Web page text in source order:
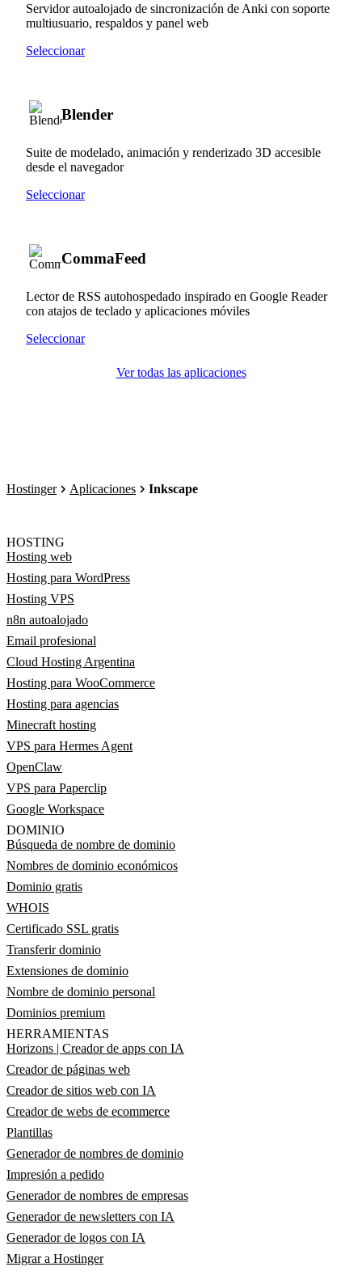
Servidor autoalojado de sincronización de Anki con soporte
multiusuario, respaldos y panel web
Seleccionar
Blender
Suite de modelado, animación y renderizado 3D accesible
desde el navegador
Seleccionar
CommaFeed
Lector de RSS autohospedado inspirado en Google Reader
con atajos de teclado y aplicaciones móviles
Seleccionar
Ver todas las aplicaciones
Hostinger Aplicaciones Inkscape
HOSTING
Hosting web
Hosting para WordPress
Hosting VPS
n8n autoalojado
Email profesional
Cloud Hosting Argentina
Hosting para WooCommerce
Hosting para agencias
Minecraft hosting
VPS para Hermes Agent
OpenClaw
VPS para Paperclip
Google Workspace
DOMINIO
Búsqueda de nombre de dominio
Nombres de dominio económicos
Dominio gratis
WHOIS
Certificado SSL gratis
Transferir dominio
Extensiones de dominio
Nombre de dominio personal
Dominios premium
HERRAMIENTAS
Horizons | Creador de apps con IA
Creador de páginas web
Creador de sitios web con IA
Creador de webs de ecommerce
Plantillas
Generador de nombres de dominio
Impresión a pedido
Generador de nombres de empresas
Generador de newsletters con IA
Generador de logos con IA
Migrar a Hostinger